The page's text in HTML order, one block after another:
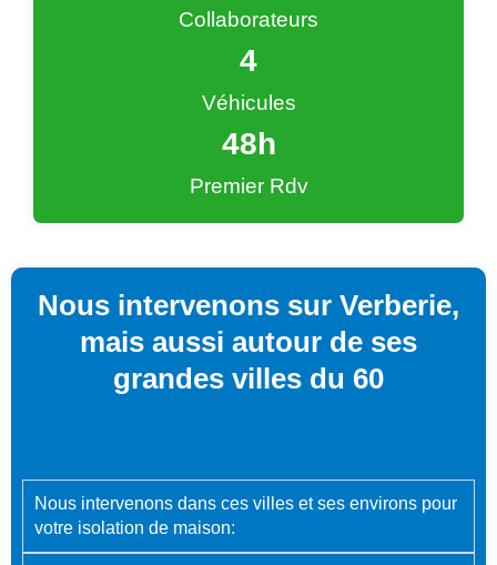
Collaborateurs
Véhicules
4
Premier Rdv
48h
Nous intervenons sur Verberie,
mais aussi autour de ses
grandes villes du 60
Nous intervenons dans ces villes et ses environs pour
votre isolation de maison: